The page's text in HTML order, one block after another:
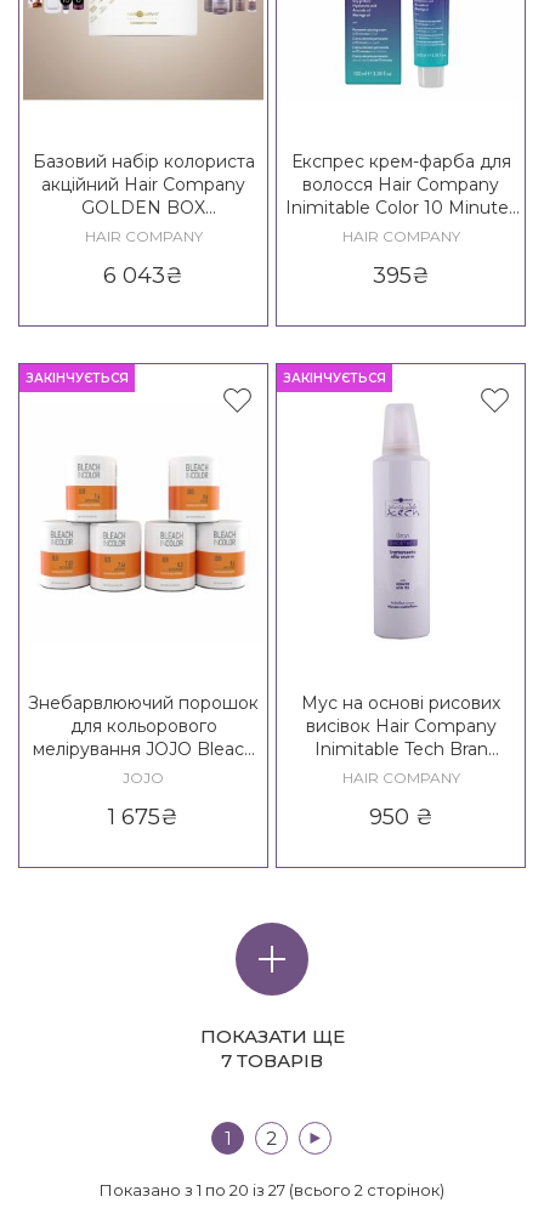
Базовий набір колориста
акційний Hair Company
GOLDEN BOX
PROFESSIONAL
HAIR COMPANY
6 043₴
Експрес крем-фарба для
волосся Hair Company
Inimitable Color 10 Minutes
Colouring Cream
HAIR COMPANY
395₴
ЗАКІНЧУЄТЬСЯ
Знебарвлюючий порошок
для кольорового
мелірування JOJO Bleach
In Color Bleach Powder
JOJO
1 675₴
ЗАКІНЧУЄТЬСЯ
Мус на основі рисових
висівок Hair Company
Inimitable Tech Bran
Treatment
HAIR COMPANY
950 ₴
ПОКАЗАТИ ЩЕ
7 ТОВАРІВ
1 2 >|
Показано з 1 по 20 із 27 (всього 2 сторінок)